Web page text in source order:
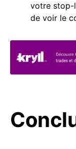
votre stop-
de voir le